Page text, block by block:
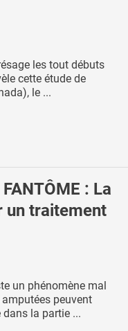
les tout débuts
cette étude de
le ...
: La
un traitement
un phénomène mal
peuvent
la partie ...